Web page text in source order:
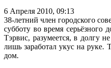
6 Апреля 2010, 09:13
38-летний член городского
субботу во время
Тэрвис, разумеется, в долгу
лишь заработал укус на руке.
дом.